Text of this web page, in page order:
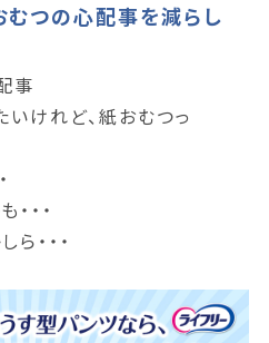
むつの心配事を減らし
事
けれど、紙おむつっ
・・
・・・